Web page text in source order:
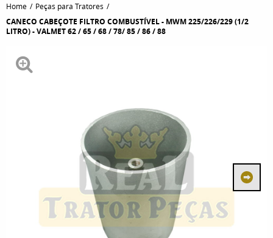
Home Peças para Tratores
CANECO CABEÇOTE FILTRO COMBUSTÍVEL - MWM 225/226/229 (1/2
LITRO) - VALMET 62 / 65 / 68 / 78/ 85 / 86 / 88